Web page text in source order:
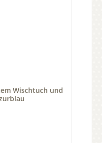
Wischtuch und